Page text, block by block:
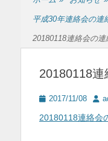
平成30年連絡会の連
20180118連絡会の連
20180118
投
日
2017/11/08
投
者
20180118連絡会